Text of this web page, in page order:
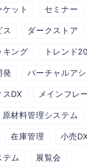
ット セミナー
ス ダークストア
キング トレンド
発 バーチャルア
スDX メインフレ
原材料管理システム
在庫管理 小売
テム 展覧会